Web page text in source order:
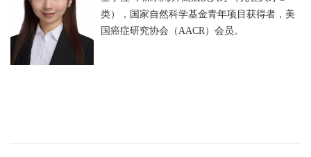
类），国家自然科学基金青年项目获得者，美
国癌症研究协会（AACR）会员。